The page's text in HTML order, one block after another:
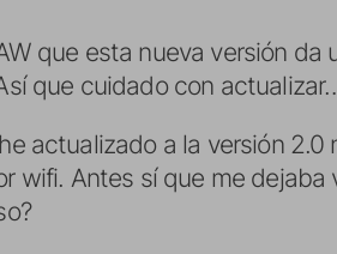
que esta nueva versión
que cuidado con
actualizado a la versión
wifi. Antes sí que me